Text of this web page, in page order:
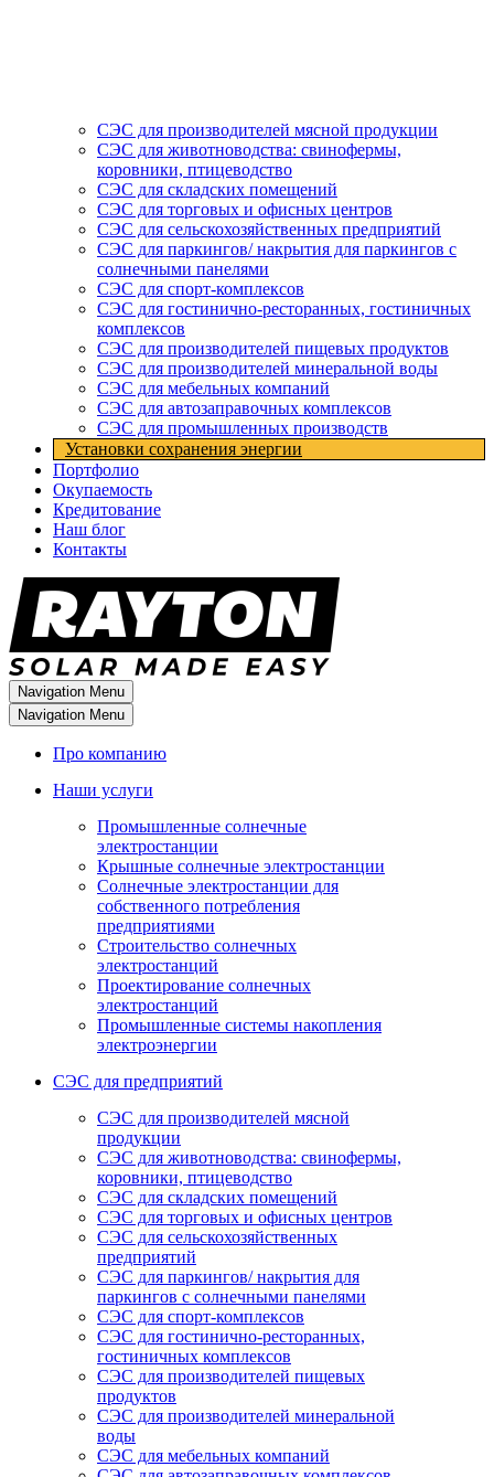
СЭС для производителей мясной продукции
СЭС для животноводства: свинофермы,
коровники, птицеводство
СЭС для складских помещений
СЭС для торговых и офисных центров
СЭС для сельскохозяйственных предприятий
СЭС для паркингов/ накрытия для паркингов с
солнечными панелями
СЭС для спорт-комплексов
СЭС для гостинично-ресторанных, гостиничных
комплексов
СЭС для производителей пищевых продуктов
СЭС для производителей минеральной воды
СЭС для мебельных компаний
СЭС для автозаправочных комплексов
СЭС для промышленных производств
Установки cохранения энергии
Портфолио
Окупаемость
Кредитование
Наш блог
Контакты
Navigation Menu
Navigation Menu
Про компанию
Наши услуги
Промышленные солнечные
электростанции
Крышные солнечные электростанции
Солнечные электростанции для
собственного потребления
предприятиями
Строительство солнечных
электростанций
Проектирование солнечных
электростанций
Промышленные системы накопления
электроэнергии
СЭС для предприятий
СЭС для производителей мясной
продукции
СЭС для животноводства: свинофермы,
коровники, птицеводство
СЭС для складских помещений
СЭС для торговых и офисных центров
СЭС для сельскохозяйственных
предприятий
СЭС для паркингов/ накрытия для
паркингов с солнечными панелями
СЭС для спорт-комплексов
СЭС для гостинично-ресторанных,
гостиничных комплексов
СЭС для производителей пищевых
продуктов
СЭС для производителей минеральной
воды
СЭС для мебельных компаний